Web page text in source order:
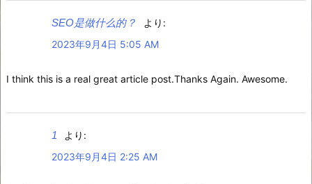
SEO是做什么的？
より:
2023年9月4日 5:05 AM
I think this is a real great article post.Thanks Again. Awesome.
1
より:
2023年9月4日 2:25 AM